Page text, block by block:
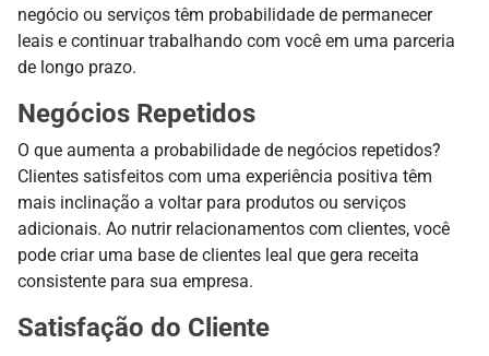
negócio ou serviços têm probabilidade de permanecer
leais e continuar trabalhando com você em uma parceria
de longo prazo.
Negócios Repetidos
O que aumenta a probabilidade de negócios repetidos?
Clientes satisfeitos com uma experiência positiva têm
mais inclinação a voltar para produtos ou serviços
adicionais. Ao nutrir relacionamentos com clientes, você
pode criar uma base de clientes leal que gera receita
consistente para sua empresa.
Satisfação do Cliente